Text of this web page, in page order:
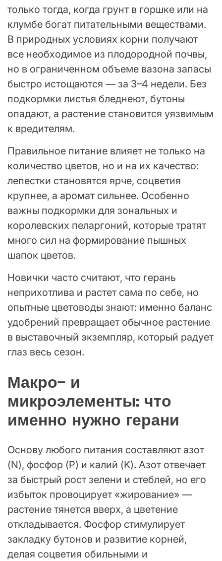
только тогда, когда грунт в горшке или на
клумбе богат питательными веществами.
В природных условиях корни получают
все необходимое из плодородной почвы,
но в ограниченном объеме вазона запасы
быстро истощаются — за 3–4 недели. Без
подкормки листья бледнеют, бутоны
опадают, а растение становится уязвимым
к вредителям.
Правильное питание влияет не только на
количество цветов, но и на их качество:
лепестки становятся ярче, соцветия
крупнее, а аромат сильнее. Особенно
важны подкормки для зональных и
королевских пеларгоний, которые тратят
много сил на формирование пышных
шапок цветов.
Новички часто считают, что герань
неприхотлива и растет сама по себе, но
опытные цветоводы знают: именно баланс
удобрений превращает обычное растение
в выставочный экземпляр, который радует
глаз весь сезон.
Макро- и
микроэлементы: что
именно нужно герани
Основу любого питания составляют азот
(N), фосфор (P) и калий (K). Азот отвечает
за быстрый рост зелени и стеблей, но его
избыток провоцирует «жирование» —
растение тянется вверх, а цветение
откладывается. Фосфор стимулирует
закладку бутонов и развитие корней,
делая соцветия обильными и